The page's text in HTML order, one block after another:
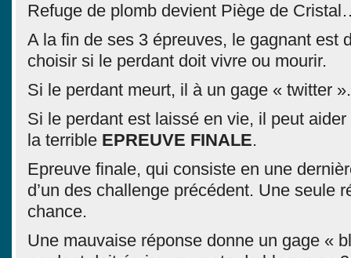
Refuge de plomb devient Piège de
A la fin de ses 3 épreuves, le gagnant est
choisir si le perdant doit vivre ou mourir.
Si le perdant meurt, il à un gage « twitter ».
Si le perdant est laissé en vie, il peut
la terrible EPREUVE FINALE.
Epreuve finale, qui consiste en une
d’un des challenge précédent. Une seule
chance.
Une mauvaise réponse donne un gage «